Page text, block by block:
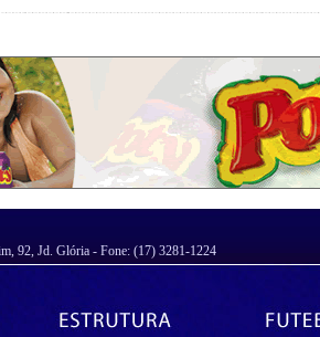
92, Jd. Glória - Fone: (17) 3281-1224